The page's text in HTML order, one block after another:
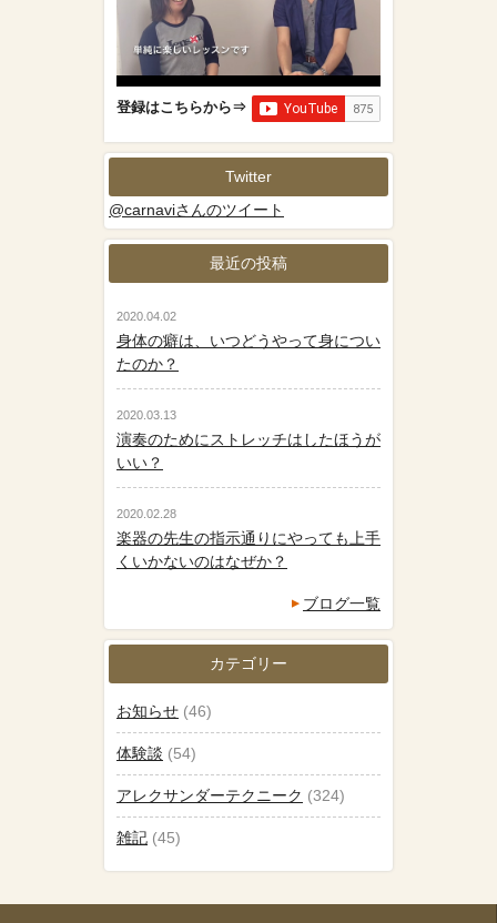
登録はこちらから⇒
Twitter
@carnaviさんのツイート
最近の投稿
2020.04.02
身体の癖は、いつどうやって身につい
たのか？
2020.03.13
演奏のためにストレッチはしたほうが
いい？
2020.02.28
楽器の先生の指示通りにやっても上手
くいかないのはなぜか？
ブログ一覧
カテゴリー
お知らせ (46)
体験談 (54)
アレクサンダーテクニーク (324)
雑記 (45)